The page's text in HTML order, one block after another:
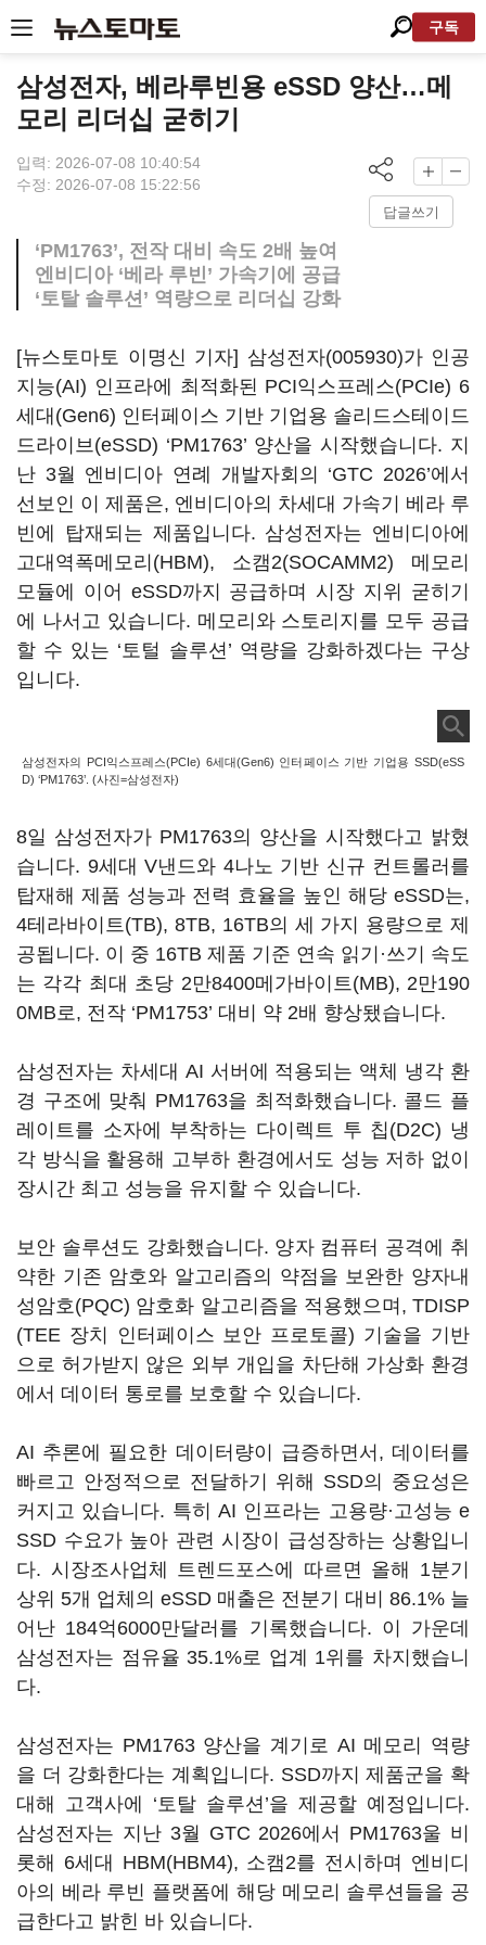
구독
삼성전자, 베라루빈용 eSSD 양산…메
모리 리더십 굳히기
입력: 2026-07-08 10:40:54
수정: 2026-07-08 15:22:56
답글쓰기
‘PM1763’, 전작 대비 속도 2배 높여
엔비디아 ‘베라 루빈’ 가속기에 공급
‘토탈 솔루션’ 역량으로 리더십 강화
[뉴스토마토 이명신 기자] 삼성전자(005930)가 인공
지능(AI) 인프라에 최적화된 PCI익스프레스(PCIe) 6
세대(Gen6) 인터페이스 기반 기업용 솔리드스테이드
드라이브(eSSD) ‘PM1763’ 양산을 시작했습니다. 지
난 3월 엔비디아 연례 개발자회의 ‘GTC 2026’에서
선보인 이 제품은, 엔비디아의 차세대 가속기 베라 루
빈에 탑재되는 제품입니다. 삼성전자는 엔비디아에
고대역폭메모리(HBM), 소캠2(SOCAMM2) 메모리
모듈에 이어 eSSD까지 공급하며 시장 지위 굳히기
에 나서고 있습니다. 메모리와 스토리지를 모두 공급
할 수 있는 ‘토털 솔루션’ 역량을 강화하겠다는 구상
입니다.
삼성전자의 PCI익스프레스(PCIe) 6세대(Gen6) 인터페이스 기반 기업용 SSD(eSS
D) ‘PM1763’. (사진=삼성전자)
8일 삼성전자가 PM1763의 양산을 시작했다고 밝혔
습니다. 9세대 V낸드와 4나노 기반 신규 컨트롤러를
탑재해 제품 성능과 전력 효율을 높인 해당 eSSD는,
4테라바이트(TB), 8TB, 16TB의 세 가지 용량으로 제
공됩니다. 이 중 16TB 제품 기준 연속 읽기·쓰기 속도
는 각각 최대 초당 2만8400메가바이트(MB), 2만190
0MB로, 전작 ‘PM1753’ 대비 약 2배 향상됐습니다.
삼성전자는 차세대 AI 서버에 적용되는 액체 냉각 환
경 구조에 맞춰 PM1763을 최적화했습니다. 콜드 플
레이트를 소자에 부착하는 다이렉트 투 칩(D2C) 냉
각 방식을 활용해 고부하 환경에서도 성능 저하 없이
장시간 최고 성능을 유지할 수 있습니다.
보안 솔루션도 강화했습니다. 양자 컴퓨터 공격에 취
약한 기존 암호와 알고리즘의 약점을 보완한 양자내
성암호(PQC) 암호화 알고리즘을 적용했으며, TDISP
(TEE 장치 인터페이스 보안 프로토콜) 기술을 기반
으로 허가받지 않은 외부 개입을 차단해 가상화 환경
에서 데이터 통로를 보호할 수 있습니다.
AI 추론에 필요한 데이터량이 급증하면서, 데이터를
빠르고 안정적으로 전달하기 위해 SSD의 중요성은
커지고 있습니다. 특히 AI 인프라는 고용량·고성능 e
SSD 수요가 높아 관련 시장이 급성장하는 상황입니
다. 시장조사업체 트렌드포스에 따르면 올해 1분기
상위 5개 업체의 eSSD 매출은 전분기 대비 86.1% 늘
어난 184억6000만달러를 기록했습니다. 이 가운데
삼성전자는 점유율 35.1%로 업계 1위를 차지했습니
다.
삼성전자는 PM1763 양산을 계기로 AI 메모리 역량
을 더 강화한다는 계획입니다. SSD까지 제품군을 확
대해 고객사에 ‘토탈 솔루션’을 제공할 예정입니다.
삼성전자는 지난 3월 GTC 2026에서 PM1763울 비
롯해 6세대 HBM(HBM4), 소캠2를 전시하며 엔비디
아의 베라 루빈 플랫폼에 해당 메모리 솔루션들을 공
급한다고 밝힌 바 있습니다.